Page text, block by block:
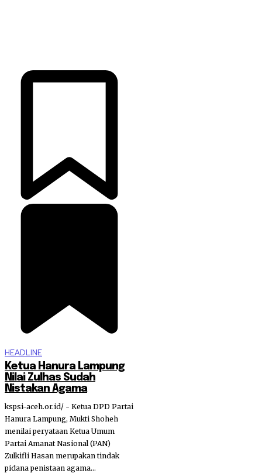
HEADLINE
Ketua Hanura Lampung
Nilai Zulhas Sudah
Nistakan Agama
kspsi-aceh.or.id/ - Ketua DPD Partai
Hanura Lampung, Mukti Shoheh
menilai peryataan Ketua Umum
Partai Amanat Nasional (PAN)
Zulkifli Hasan merupakan tindak
pidana penistaan agama...